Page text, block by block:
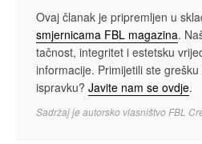
Ovaj članak je pripremljen u
smjernicama FBL magazina.
tačnost, integritet i estetsku
informacije. Primijetili ste
ispravku? Javite nam se ovdje.
Sadržaj je autorsko vlasništvo FBL